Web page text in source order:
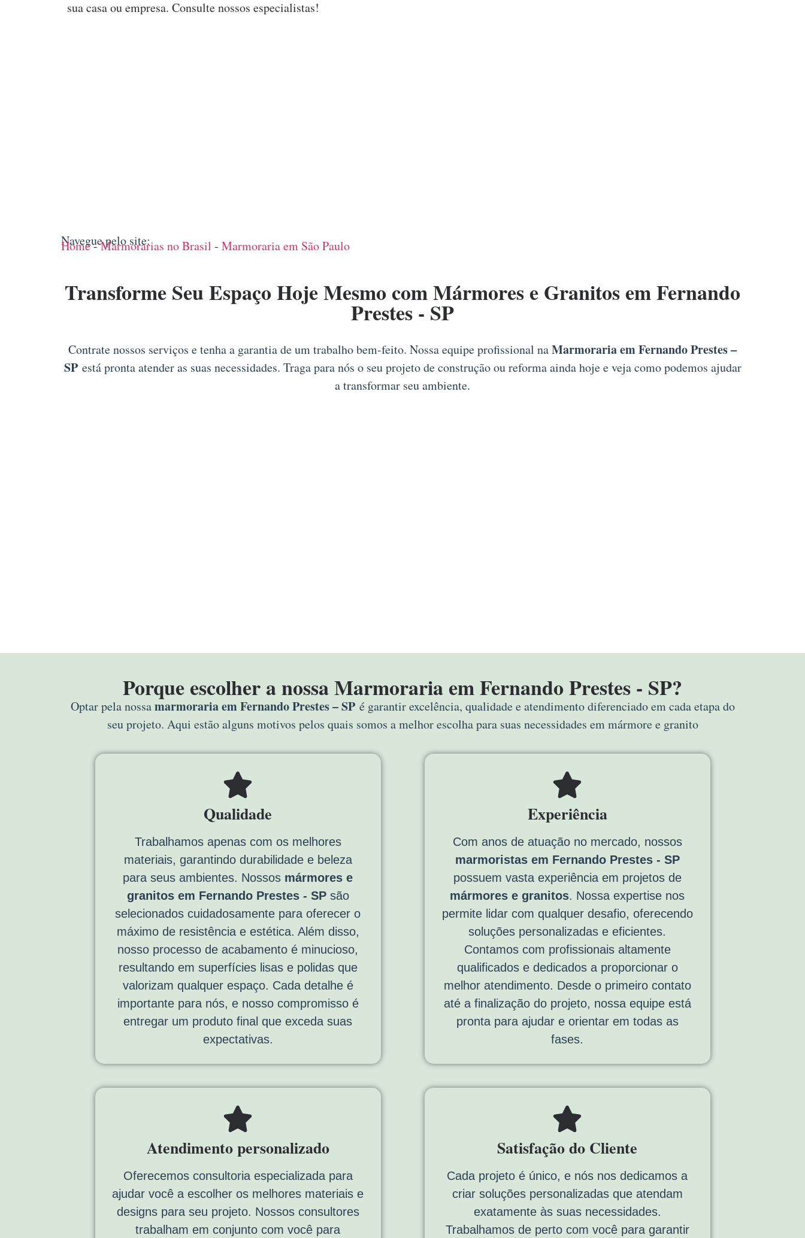
sua casa ou empresa. Consulte nossos especialistas!
Navegue pelo site:
Home-Marmorarias no Brasil - Marmoraria em São Paulo
Transforme Seu Espaço Hoje Mesmo com Mármores e Granitos em Fernando
Prestes - SP
Contrate nossos serviços e tenha a garantia de um trabalho bem-feito. Nossa equipe profissional naMarmoraria em Fernando Prestes –
SPestá pronta atender as suas necessidades. Traga para nós o seu projeto de construção ou reforma ainda hoje e veja como podemos ajudar
a transformar seu ambiente.
Porque escolher a nossa Marmoraria em Fernando Prestes - SP?
Optar pela nossamarmoraria em Fernando Prestes – SPé garantir excelência, qualidade e atendimento diferenciado em cada etapa do
seu projeto. Aqui estão alguns motivos pelos quais somos a melhor escolha para suas necessidades em mármore e granito
Qualidade
Trabalhamos apenas com os melhores
materiais, garantindo durabilidade e beleza
para seus ambientes. Nossos mármores e
granitos em Fernando Prestes - SPsão
selecionados cuidadosamente para oferecer o
máximo de resistência e estética. Além disso,
nosso processo de acabamento é minucioso,
resultando em superfícies lisas e polidas que
valorizam qualquer espaço. Cada detalhe é
importante para nós, e nosso compromisso é
entregar um produto final que exceda suas
expectativas.
Experiência
Com anos de atuação no mercado, nossos
marmoristas em Fernando Prestes - SP
possuem vasta experiência em projetos de
mármores e granitos. Nossa expertise nos
permite lidar com qualquer desafio, oferecendo
soluções personalizadas e eficientes.
Contamos com profissionais altamente
qualificados e dedicados a proporcionar o
melhor atendimento. Desde o primeiro contato
até a finalização do projeto, nossa equipe está
pronta para ajudar e orientar em todas as
fases.
Atendimento personalizado
Oferecemos consultoria especializada para
ajudar você a escolher os melhores materiais e
designs para seu projeto. Nossos consultores
trabalham em conjunto com você para
Satisfação do Cliente
Cada projeto é único, e nós nos dedicamos a
criar soluções personalizadas que atendam
exatamente às suas necessidades.
Trabalhamos de perto com você para garantir